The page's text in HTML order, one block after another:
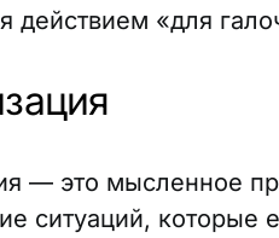
действием «для
— это мысленное
ситуаций,